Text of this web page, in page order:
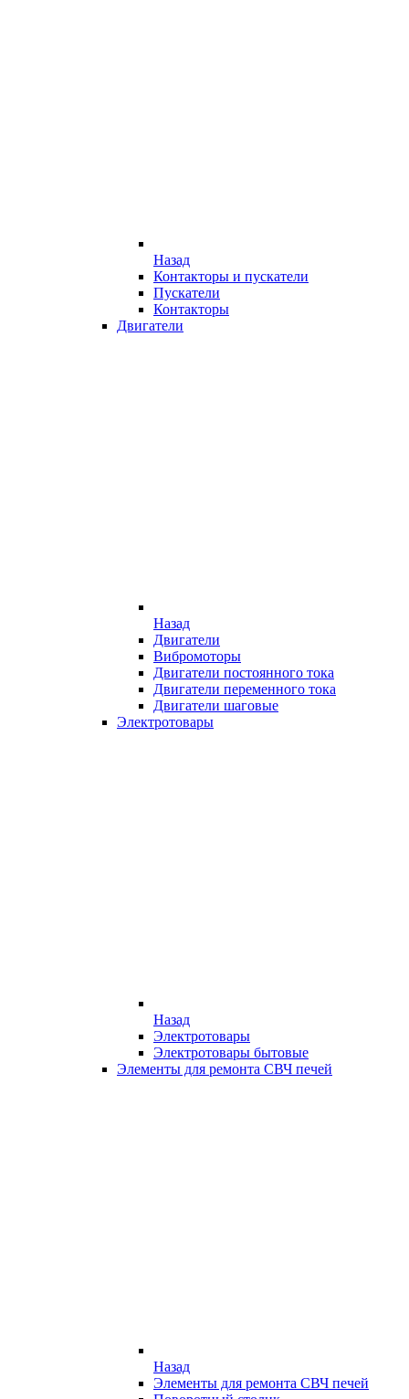
Назад
Контакторы и пускатели
Пускатели
Контакторы
Двигатели
Назад
Двигатели
Вибромоторы
Двигатели постоянного тока
Двигатели переменного тока
Двигатели шаговые
Электротовары
Назад
Электротовары
Электротовары бытовые
Элементы для ремонта СВЧ печей
Назад
Элементы для ремонта СВЧ печей